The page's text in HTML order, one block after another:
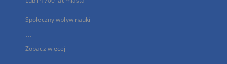
Społeczny wpływ nauki
...
Zobacz więcej